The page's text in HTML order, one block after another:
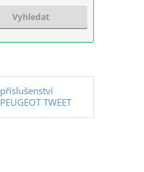
Vyhledat
příslušenství
PEUGEOT TWEET